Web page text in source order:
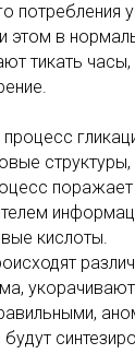
потребления
этом в
тикать
поражает
кислоты.
будут